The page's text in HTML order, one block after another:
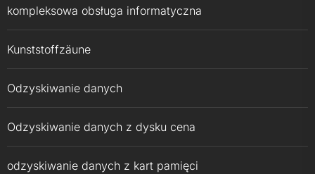
kompleksowa obsługa informatyczna
Kunststoffzäune
Odzyskiwanie danych
Odzyskiwanie danych z dysku cena
odzyskiwanie danych z kart pamięci